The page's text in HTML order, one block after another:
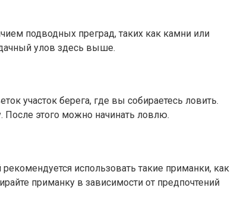
подводных преград, таких как камни или
улов здесь выше.
участок берега, где вы собираетесь ловить.
После этого можно начинать ловлю.
использовать такие приманки, как
приманку в зависимости от предпочтений